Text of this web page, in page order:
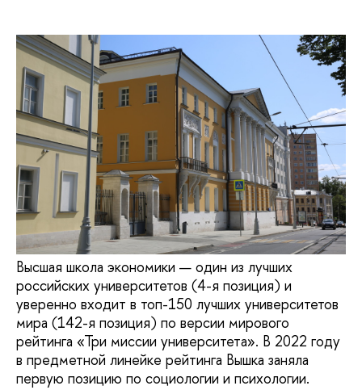
Высшая школа экономики — один из лучших
российских университетов (4-я позиция) и
уверенно входит в топ-150 лучших университетов
мира (142-я позиция) по версии мирового
рейтинга «Три миссии университета». В 2022 году
в предметной линейке рейтинга Вышка заняла
первую позицию по социологии и психологии.